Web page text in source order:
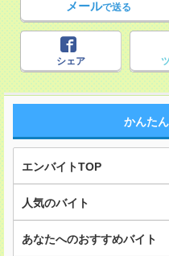
メールで送る
シェア
かんた
エンバイトTOP
人気のバイト
あなたへのおすすめバイト